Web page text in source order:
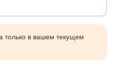
только в вашем текущем